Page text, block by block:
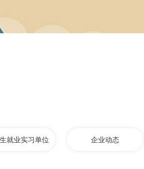
就业实习单位 企业动态